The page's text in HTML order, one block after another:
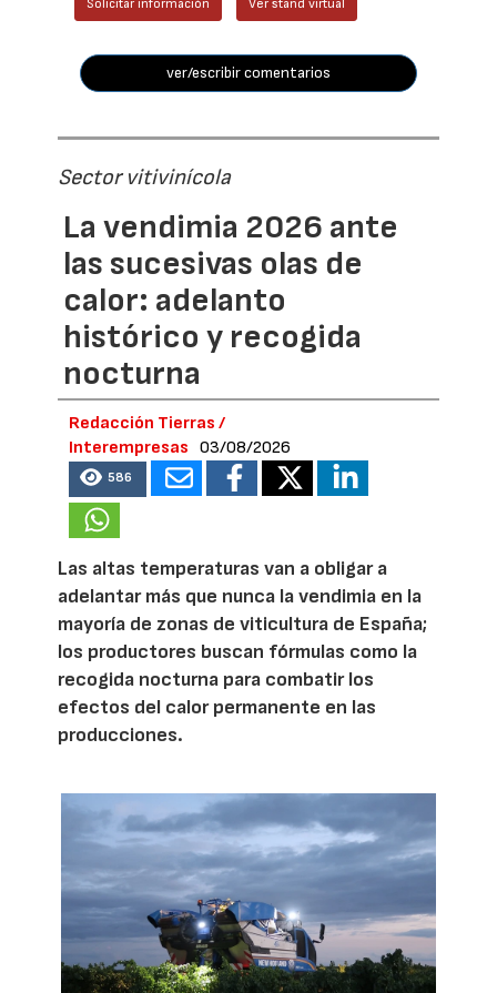
Solicitar información Ver stand virtual
ver/escribir comentarios
Sector vitivinícola
La vendimia 2026 ante
las sucesivas olas de
calor: adelanto
histórico y recogida
nocturna
Redacción Tierras /
Interempresas
03/08/2026
586
Las altas temperaturas van a obligar a
adelantar más que nunca la vendimia en la
mayoría de zonas de viticultura de España;
los productores buscan fórmulas como la
recogida nocturna para combatir los
efectos del calor permanente en las
producciones.